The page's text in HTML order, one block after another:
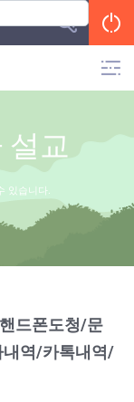
설교
있습니다.
드폰도청/문
역/카톡내역/